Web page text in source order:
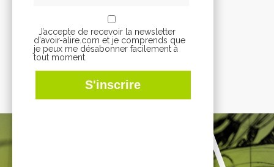
J’accepte de recevoir la newsletter
d'avoir-alire.com et je comprends que
je peux me désabonner facilement à
tout moment.